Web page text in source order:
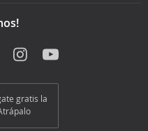
gratis la